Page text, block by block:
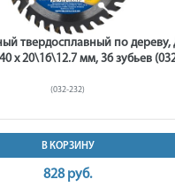
твердосплавный по
х 20\16\12.7 мм, 36 зубьев
(032-232)
В КОРЗИНУ
828 руб.